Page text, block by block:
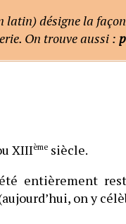
latin) désigne la
On trouve aussi :
XIIIèmesiècle.
entièrement
on y